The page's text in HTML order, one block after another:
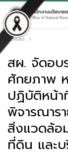
หน้าหลัก
สผ. จัดอบ
ศักยภาพ
ปฏิบัติหน้า
พิจารณาร
สิ่งแวดล้อ
ที่ดิน และ